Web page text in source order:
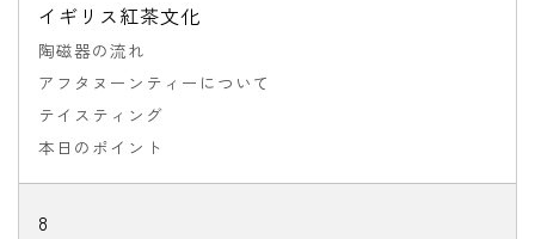
イギリス紅茶文化
陶磁器の流れ
アフタヌーンティーについて
テイスティング
本日のポイント
8